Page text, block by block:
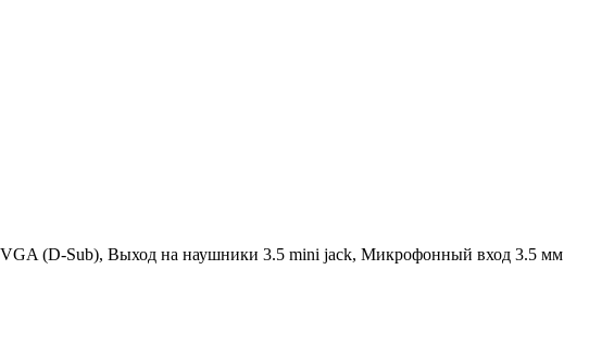
(D-Sub), Выход на наушники 3.5 mini jack, Микрофонный вход 3.5 мм